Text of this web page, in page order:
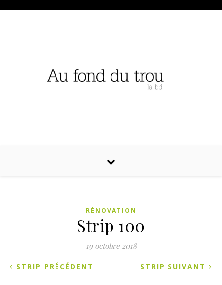
RÉNOVATION
Strip 100
19 octobre 2018
STRIP SUIVANT
STRIP PRÉCÉDENT